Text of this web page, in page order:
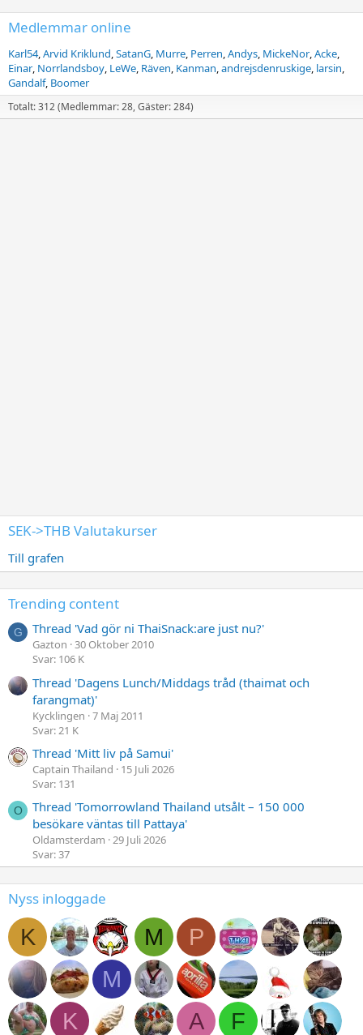
Medlemmar online
Karl54 Arvid Kriklund SatanG Murre Perren Andys MickeNor Acke
Einar Norrlandsboy LeWe Räven Kanman andrejsdenruskige larsin
Gandalf Boomer
Totalt: 312 (Medlemmar: 28, Gäster: 284)
SEK->THB Valutakurser
Till grafen
Trending content
G Thread 'Vad gör ni ThaiSnack:are just nu?'
Gazton 30 Oktober 2010
Svar: 106 K
Thread 'Dagens Lunch/Middags tråd (thaimat och
farangmat)'
Kycklingen 7 Maj 2011
Svar: 21 K
Thread 'Mitt liv på Samui'
Captain Thailand
15 Juli 2026
Svar: 131
O
Thread 'Tomorrowland Thailand utsålt – 150 000
besökare väntas till Pattaya'
Oldamsterdam 29 Juli 2026
Svar: 37
Nyss inloggade
K M
P
M
K
A
F